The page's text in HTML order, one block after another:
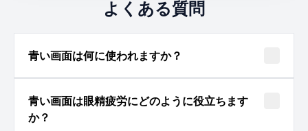
よくある質問
青い画面は何に使われますか？
青い画面は眼精疲労にどのように役立ちます
か？